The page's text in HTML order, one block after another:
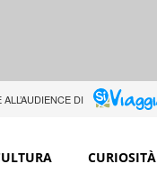
DI
CURIOSITÀ